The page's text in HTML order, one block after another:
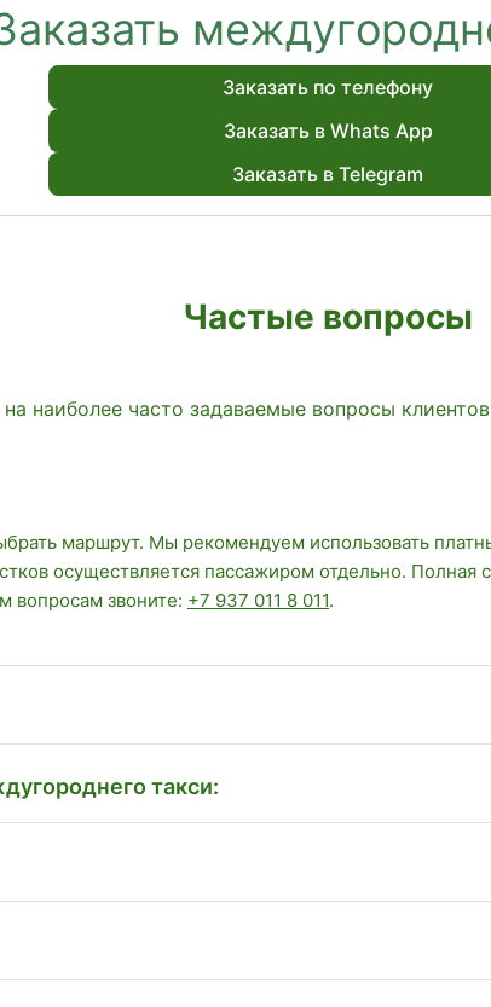
Заказать по телефону
Заказать в Whats App
Заказать в Telegram
Частые вопросы
наиболее часто задаваемые вопросы
маршрут. Мы рекомендуем использовать
осуществляется пассажиром отдельно. Полная
вопросам звоните: +7 937 011 8 011.
такси: